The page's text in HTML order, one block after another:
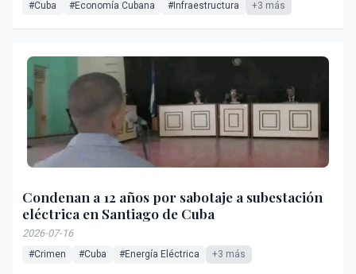
#Cuba #Economía Cubana #Infraestructura +3 más
Condenan a 12 años por sabotaje a subestación
eléctrica en Santiago de Cuba
2026-07-16
#Crimen #Cuba #Energía Eléctrica +3 más